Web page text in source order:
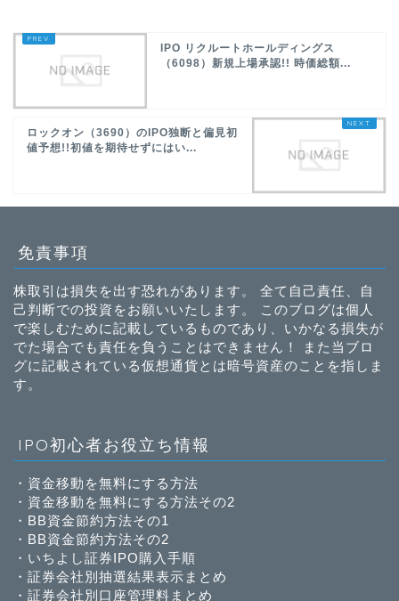
IPO リクルートホールディングス
（6098）新規上場承認!! 時価総額...
ロックオン（3690）のIPO独断と偏見初
値予想!!初値を期待せずにはい...
免責事項
株取引は損失を出す恐れがあります。 全て自己責任、自
己判断での投資をお願いいたします。 このブログは個人
で楽しむために記載しているものであり、いかなる損失が
でた場合でも責任を負うことはできません！ また当ブロ
グに記載されている仮想通貨とは暗号資産のことを指しま
す。
IPO初心者お役立ち情報
・ 資金移動を無料にする方法
・ 資金移動を無料にする方法その2
・ BB資金節約方法その1
・ BB資金節約方法その2
・ いちよし証券IPO購入手順
・ 証券会社別抽選結果表示まとめ
・ 証券会社別口座管理料まとめ